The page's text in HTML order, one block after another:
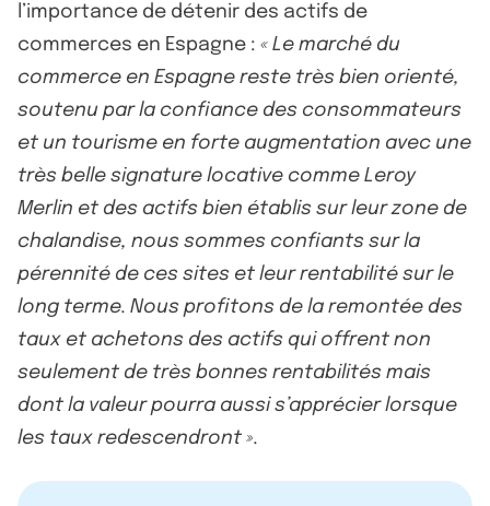
l’importance de détenir des actifs de
commerces en Espagne : « Le marché du
commerce en Espagne reste très bien orienté,
soutenu par la confiance des consommateurs
et un tourisme en forte augmentation avec une
très belle signature locative comme Leroy
Merlin et des actifs bien établis sur leur zone de
chalandise, nous sommes confiants sur la
pérennité de ces sites et leur rentabilité sur le
long terme. Nous profitons de la remontée des
taux et achetons des actifs qui offrent non
seulement de très bonnes rentabilités mais
dont la valeur pourra aussi s’apprécier lorsque
les taux redescendront ».